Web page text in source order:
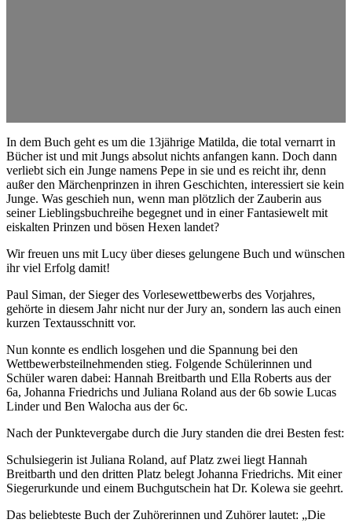
In dem Buch geht es um die 13jährige Matilda, die total vernarrt in
Bücher ist und mit Jungs absolut nichts anfangen kann. Doch dann
verliebt sich ein Junge namens Pepe in sie und es reicht ihr, denn
außer den Märchenprinzen in ihren Geschichten, interessiert sie kein
Junge. Was geschieh nun, wenn man plötzlich der Zauberin aus
seiner Lieblingsbuchreihe begegnet und in einer Fantasiewelt mit
eiskalten Prinzen und bösen Hexen landet?
Wir freuen uns mit Lucy über dieses gelungene Buch und wünschen
ihr viel Erfolg damit!
Paul Siman, der Sieger des Vorlesewettbewerbs des Vorjahres,
gehörte in diesem Jahr nicht nur der Jury an, sondern las auch einen
kurzen Textausschnitt vor.
Nun konnte es endlich losgehen und die Spannung bei den
Wettbewerbsteilnehmenden stieg. Folgende Schülerinnen und
Schüler waren dabei: Hannah Breitbarth und Ella Roberts aus der
6a, Johanna Friedrichs und Juliana Roland aus der 6b sowie Lucas
Linder und Ben Walocha aus der 6c.
Nach der Punktevergabe durch die Jury standen die drei Besten fest:
Schulsiegerin ist Juliana Roland, auf Platz zwei liegt Hannah
Breitbarth und den dritten Platz belegt Johanna Friedrichs. Mit einer
Siegerurkunde und einem Buchgutschein hat Dr. Kolewa sie geehrt.
Das beliebteste Buch der Zuhörerinnen und Zuhörer lautet: „Die